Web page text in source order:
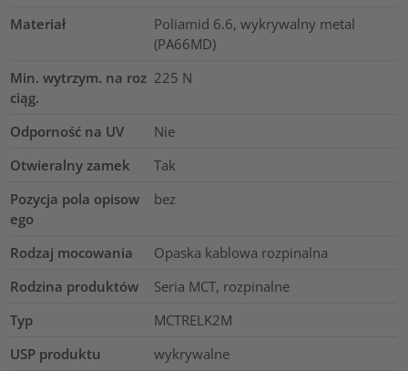
Materiał
Poliamid 6.6, wykrywalny metal
(PA66MD)
Min. wytrzym. na roz
ciąg.
225 N
Odporność na UV
Nie
Otwieralny zamek
Tak
Pozycja pola opisow
ego
bez
Rodzaj mocowania
Opaska kablowa rozpinalna
Rodzina produktów
Seria MCT, rozpinalne
Typ
MCTRELK2M
USP produktu
wykrywalne